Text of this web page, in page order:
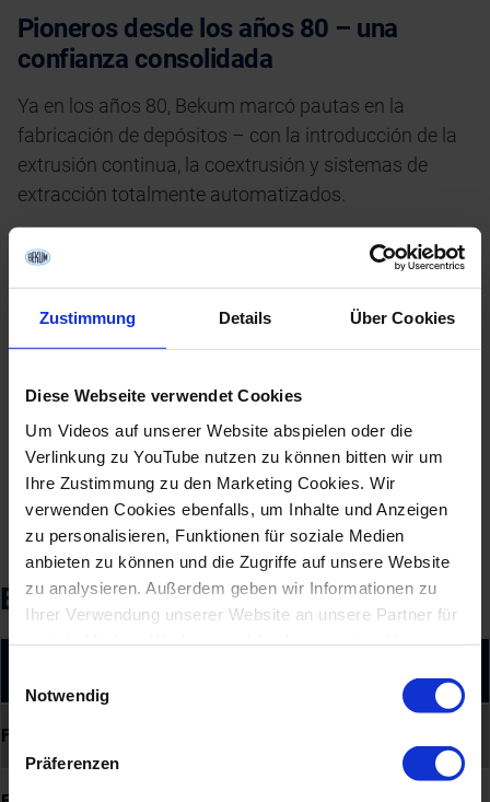
Zustimmung Details Über Cookies
Diese Webseite verwendet Cookies
Um Videos auf unserer Website abspielen oder die
Verlinkung zu YouTube nutzen zu können bitten wir um
Ihre Zustimmung zu den Marketing Cookies. Wir
verwenden Cookies ebenfalls, um Inhalte und Anzeigen
zu personalisieren, Funktionen für soziale Medien
anbieten zu können und die Zugriffe auf unsere Website
zu analysieren. Außerdem geben wir Informationen zu
Ihrer Verwendung unserer Website an unsere Partner für
weiteren Daten zusammen, die Sie ihnen bereitgestellt
haben oder die sie im Rahmen Ihrer Nutzung der Dienste
Notwendig
Präferenzen
Pioneros desde los años 80 – una
confianza consolidada
Ya en los años 80, Bekum marcó pautas en la
fabricación de depósitos – con la introducción de la
extrusión continua, la coextrusión y sistemas de
extracción totalmente automatizados.
Hoy en día, fabricantes de todo el mundo se
benefician de esta experiencia: numerosas líneas de
producción en OEMs como FIAT o Volkswagen
operan con éxito con la BA 220. Su arquitectura
con los más altos requisitos en calidad,
documentación y reproducibilidad.
MÁS SOBRE AUTOMOCIÓN Y MOVILIDAD
Especificaciones técnicas
Fuerza de cierre (kN):